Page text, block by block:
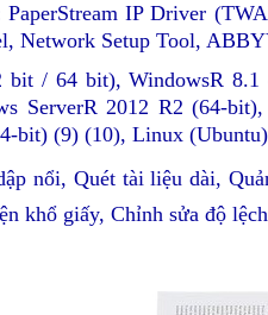
IP Driver
Network Setup Tool,
bit / 64 bit), WindowsR
ServerR 2012 R2 (64-
bit) (9) (10), Linux
nổi, Quét tài liệu dài,
khổ giấy, Chỉnh sửa độ